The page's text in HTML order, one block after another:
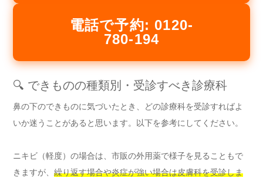
電話で予約: 0120-
780-194
🔍 できものの種類別・受診すべき診療科
鼻の下のできものに気づいたとき、どの診療科を受診すればよ
いか迷うことがあると思います。以下を参考にしてください。
ニキビ（軽度）の場合は、市販の外用薬で様子を見ることもで
きますが、 繰り返す場合や炎症が強い場合は皮膚科を受診しま